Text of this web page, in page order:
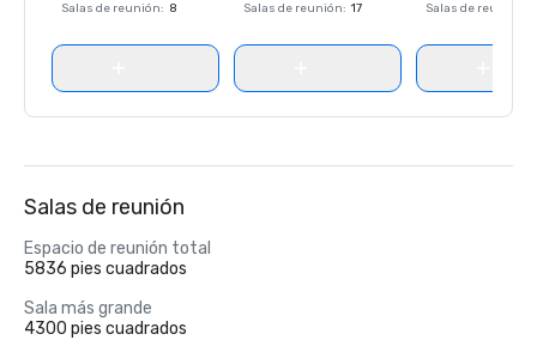
Salas de reunión: 8 Salas de reunión: 17
Salas de reunión
Salas de reunión
Espacio de reunión total
5836 pies cuadrados
Sala más grande
4300 pies cuadrados